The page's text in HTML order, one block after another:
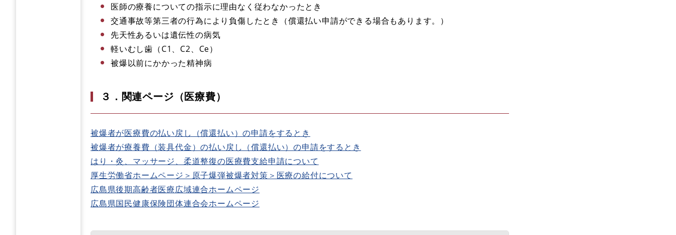
医師の療養についての指示に理由なく従わなかったとき
交通事故等第三者の行為により負傷したとき（償還払い申請ができる場合もあります。）
先天性あるいは遺伝性の病気
軽いむし歯（C1、C2、Ce）
被爆以前にかかった精神病
３．関連ページ（医療費）
被爆者が医療費の払い戻し（償還払い）の申請をするとき
被爆者が療養費（装具代金）の払い戻し（償還払い）の申請をするとき
はり・灸、マッサージ、柔道整復の医療費支給申請について
厚生労働省ホームページ＞原子爆弾被爆者対策＞医療の給付について
広島県後期高齢者医療広域連合ホームページ
広島県国民健康保険団体連合会ホームページ